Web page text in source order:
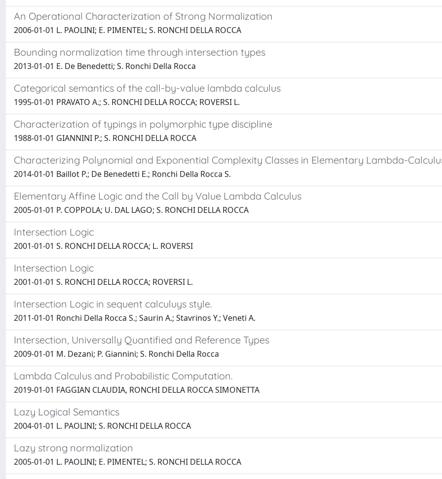
An Operational Characterization of Strong Normalization
2006-01-01 L. PAOLINI; E. PIMENTEL; S. RONCHI DELLA ROCCA
Bounding normalization time through intersection types
2013-01-01 E. De Benedetti; S. Ronchi Della Rocca
Categorical semantics of the call-by-value lambda calculus
1995-01-01 PRAVATO A.; S. RONCHI DELLA ROCCA; ROVERSI L.
Characterization of typings in polymorphic type discipline
1988-01-01 GIANNINI P.; S. RONCHI DELLA ROCCA
Characterizing Polynomial and Exponential Complexity Classes in Elementary Lambda-
2014-01-01 Baillot P.; De Benedetti E.; Ronchi Della Rocca S.
Elementary Affine Logic and the Call by Value Lambda Calculus
2005-01-01 P. COPPOLA; U. DAL LAGO; S. RONCHI DELLA ROCCA
Intersection Logic
2001-01-01 S. RONCHI DELLA ROCCA; L. ROVERSI
Intersection Logic
2001-01-01 S. RONCHI DELLA ROCCA; ROVERSI L.
Intersection Logic in sequent calculuys style.
2011-01-01 Ronchi Della Rocca S.; Saurin A.; Stavrinos Y.; Veneti A.
Intersection, Universally Quantified and Reference Types
2009-01-01 M. Dezani; P. Giannini; S. Ronchi Della Rocca
Lambda Calculus and Probabilistic Computation.
2019-01-01 FAGGIAN CLAUDIA, RONCHI DELLA ROCCA SIMONETTA
Lazy Logical Semantics
2004-01-01 L. PAOLINI; S. RONCHI DELLA ROCCA
Lazy strong normalization
2005-01-01 L. PAOLINI; E. PIMENTEL; S. RONCHI DELLA ROCCA